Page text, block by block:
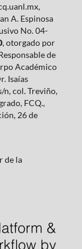
A. Espinosa
No. 04-
, otorgado por
de
Académico
Isaías
n, col. Treviño,
FCQ.,
26 de
de la